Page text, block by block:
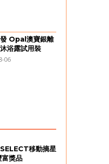
Opal澳寶銀離
浴露試用裝
06
移動摘星
富獎品